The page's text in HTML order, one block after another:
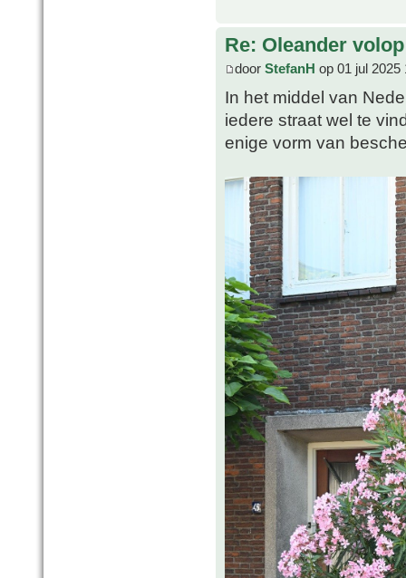
Re: Oleander
door StefanH op 01 jul 2025
In het middel van
iedere straat wel te
enige vorm van